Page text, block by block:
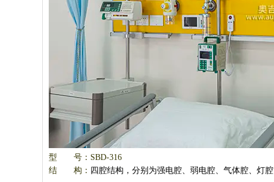
型 号：SBD-316
结 构： 四腔结构，分别为强电腔、弱电腔、气体腔、灯腔